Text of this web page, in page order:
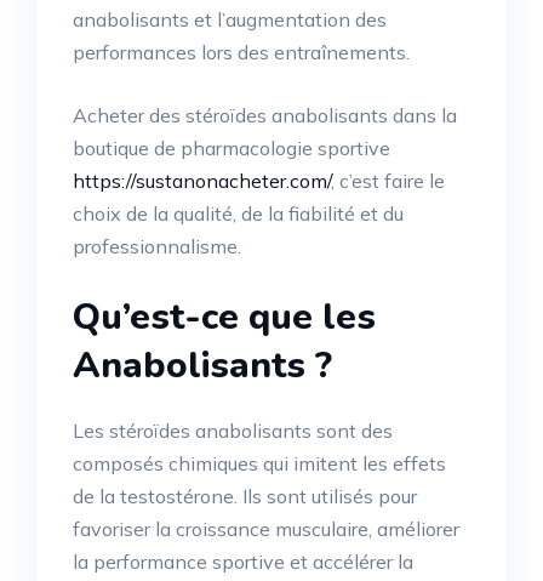
anabolisants et l’augmentation des
performances lors des entraînements.
Acheter des stéroïdes anabolisants dans la
boutique de pharmacologie sportive
https://sustanonacheter.com/, c’est faire le
choix de la qualité, de la fiabilité et du
professionnalisme.
Qu’est-ce que les
Anabolisants ?
Les stéroïdes anabolisants sont des
composés chimiques qui imitent les effets
de la testostérone. Ils sont utilisés pour
favoriser la croissance musculaire, améliorer
la performance sportive et accélérer la